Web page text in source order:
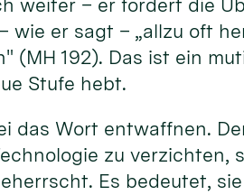
weiter – er fordert die
wie er sagt – „allzu oft
(MH 192). Das ist ein
Stufe hebt.
das Wort entwaffnen.
zu verzichten,
Es bedeutet,